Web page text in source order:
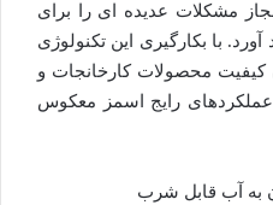
مشکلات عدیده ای را برای
با بکارگیری این تکنولوژی
کیفیت محصولات کارخانجات و
رایج اسمز معکوس
به آب قابل شرب